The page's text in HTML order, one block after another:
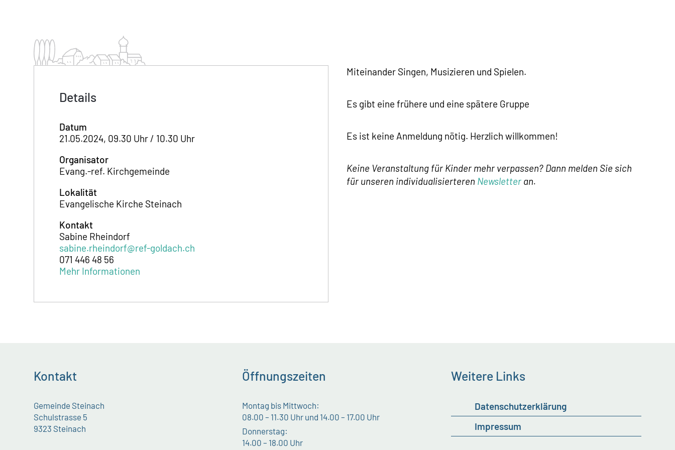
Details
Datum
21.05.2024, 09.30 Uhr / 10.30 Uhr
Organisator
Evang.-ref. Kirchgemeinde
Lokalität
Evangelische Kirche Steinach
Kontakt
Sabine Rheindorf
sabine.rheindorf@ref-goldach.ch
071 446 48 56
Mehr Informationen
Miteinander Singen, Musizieren und Spielen.
Es gibt eine frühere und eine spätere Gruppe
Es ist keine Anmeldung nötig. Herzlich willkommen!
Keine Veranstaltung für Kinder mehr verpassen? Dann melden Sie sich
für unseren individualisierteren Newsletter an.
Kontakt
Gemeinde Steinach
Schulstrasse 5
9323 Steinach
Öffnungszeiten
Montag bis Mittwoch:
08.00 – 11.30 Uhr und 14.00 – 17.00 Uhr
Donnerstag:
14.00 – 18.00 Uhr
Weitere Links
Datenschutzerklärung
Impressum